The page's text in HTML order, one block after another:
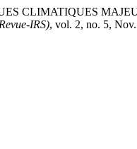
CLIMATIQUES
IRS), vol. 2, no. 5,